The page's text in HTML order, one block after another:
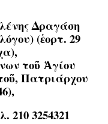
Δραγάση
(ἑορτ. 29
τοῦ Ἁγίου
Πατριάρχου
3254321